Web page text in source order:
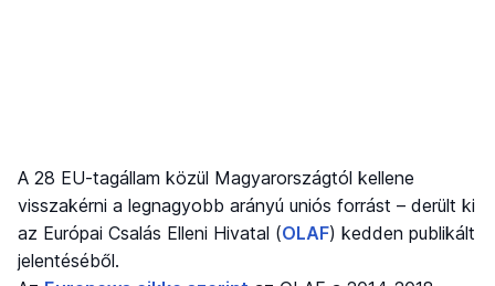
A 28 EU-tagállam közül Magyarországtól kellene
visszakérni a legnagyobb arányú uniós forrást – derült ki
az Európai Csalás Elleni Hivatal (OLAF) kedden publikált
jelentéséből.